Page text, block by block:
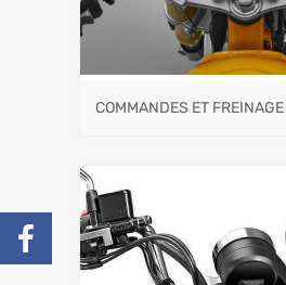
COMMANDES ET FREINAGE